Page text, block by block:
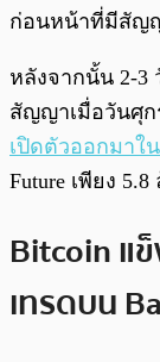
ก่อนหน้าที่มีสัญ
หลังจากนั้น 2-3
สัญญาเมื่อวันศุก
เปิดตัวออกมาใ
Future เพียง
Bitcoin แ
เทรดบน